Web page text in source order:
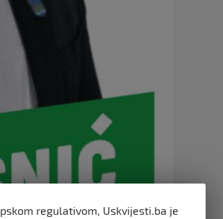
regulativom, Uskvijesti.ba je